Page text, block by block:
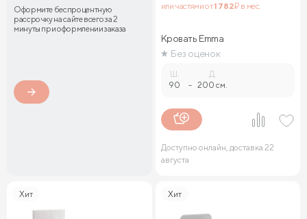
Оформите беспроцентную
рассрочку на сайте всего за 2
минуты при оформлении заказа
или частями от1 782₽ в мес.
Кровать Emma
Без оценок
90 -
Д.
200 см.
Доступно онлайн, доставка 22
августа
Хит Хит